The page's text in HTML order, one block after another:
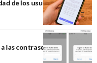
de los usuarios
las contraseñas de Apple